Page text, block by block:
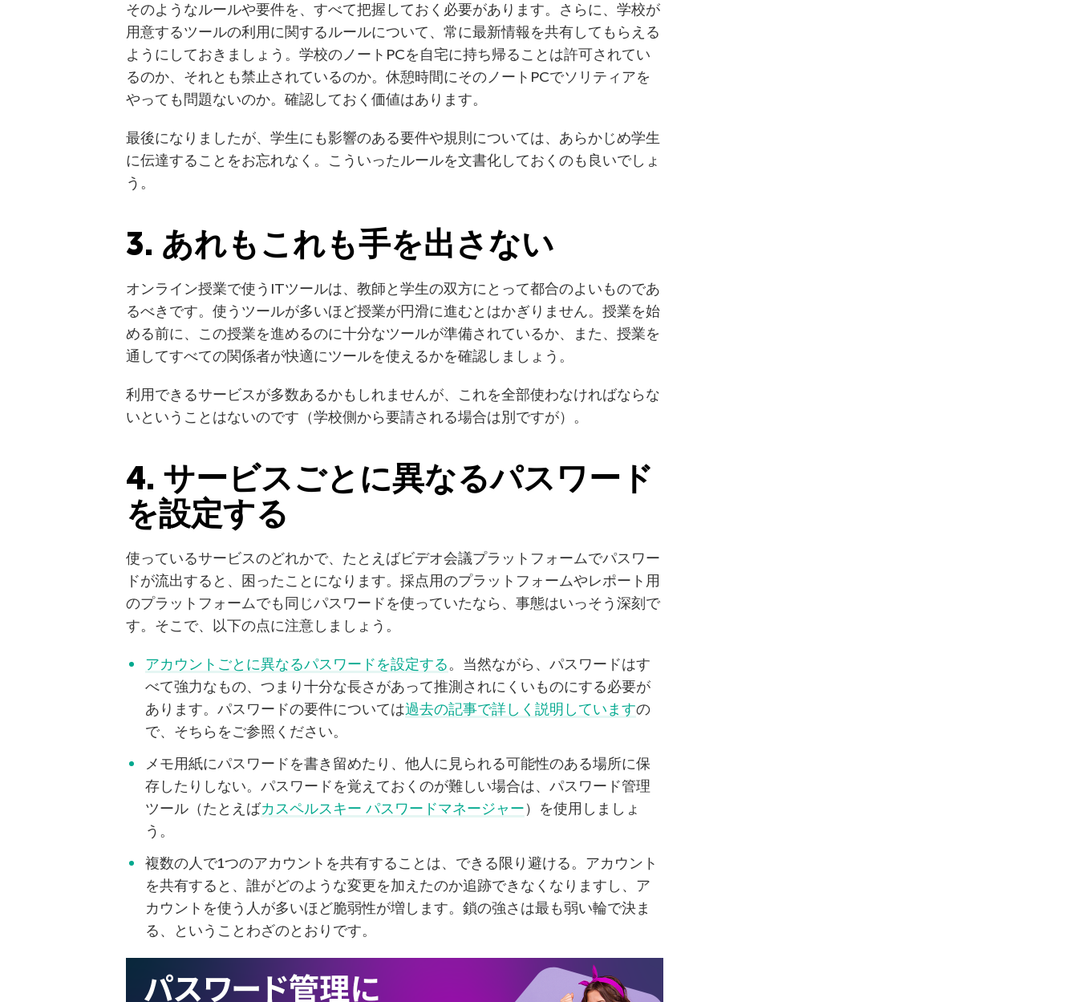
そのようなルールや要件を、すべて把握しておく必要があります。さらに、学校が
用意するツールの利用に関するルールについて、常に最新情報を共有してもらえる
ようにしておきましょう。学校のノートPCを自宅に持ち帰ることは許可されてい
るのか、それとも禁止されているのか。休憩時間にそのノートPCでソリティアを
やっても問題ないのか。確認しておく価値はあります。
最後になりましたが、学生にも影響のある要件や規則については、あらかじめ学生
に伝達することをお忘れなく。こういったルールを文書化しておくのも良いでしょ
う。
3. あれもこれも手を出さない
オンライン授業で使うITツールは、教師と学生の双方にとって都合のよいものであ
るべきです。使うツールが多いほど授業が円滑に進むとはかぎりません。授業を始
める前に、この授業を進めるのに十分なツールが準備されているか、また、授業を
通してすべての関係者が快適にツールを使えるかを確認しましょう。
利用できるサービスが多数あるかもしれませんが、これを全部使わなければならな
いということはないのです（学校側から要請される場合は別ですが）。
4. サービスごとに異なるパスワード
を設定する
使っているサービスのどれかで、たとえばビデオ会議プラットフォームでパスワー
ドが流出すると、困ったことになります。採点用のプラットフォームやレポート用
のプラットフォームでも同じパスワードを使っていたなら、事態はいっそう深刻で
す。そこで、以下の点に注意しましょう。
アカウントごとに異なるパスワードを設定する。当然ながら、パスワードはす
べて強力なもの、つまり十分な長さがあって推測されにくいものにする必要が
あります。パスワードの要件については過去の記事で詳しく説明していますの
で、そちらをご参照ください。
メモ用紙にパスワードを書き留めたり、他人に見られる可能性のある場所に保
存したりしない。パスワードを覚えておくのが難しい場合は、パスワード管理
ツール（たとえばカスペルスキー パスワードマネージャー）を使用しましょ
う。
複数の人で1つのアカウントを共有することは、できる限り避ける。アカウント
を共有すると、誰がどのような変更を加えたのか追跡できなくなりますし、ア
カウントを使う人が多いほど脆弱性が増します。鎖の強さは最も弱い輪で決ま
る、ということわざのとおりです。